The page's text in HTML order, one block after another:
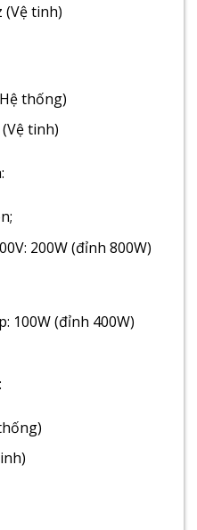
(Vệ tinh)
thống)
tinh)
200W (đỉnh 800W)
100W (đỉnh 400W)